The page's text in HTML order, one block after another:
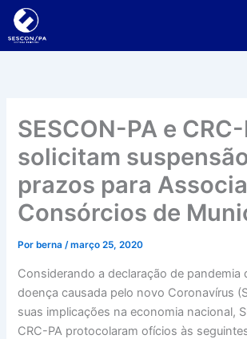
para
SESCON-PA e
solicitam
prazos para
Consórcios de
Por berna/março 25, 2020
Considerando a declaração de pandemia
doença causada pelo novo Coronavírus
suas implicações na economia nacional,
CRC-PA protocolaram ofícios às